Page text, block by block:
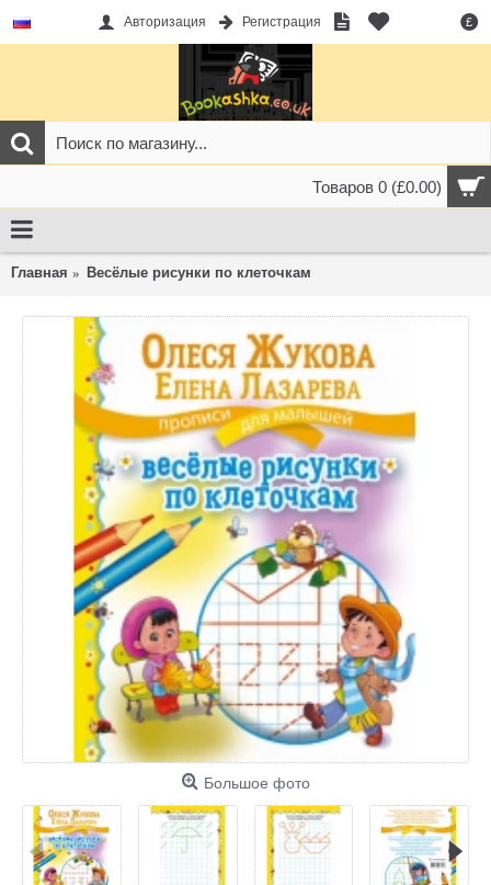
£
Авторизация Регистрация
Товаров 0 (£0.00)
Главная Весёлые рисунки по клеточкам
Большое фото